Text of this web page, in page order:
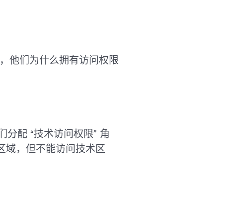
他们为什么拥有访问权限
配 “技术访问权限” 角
域，但不能访问技术区